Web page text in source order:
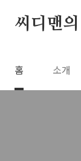
씨디맨
홈 소개